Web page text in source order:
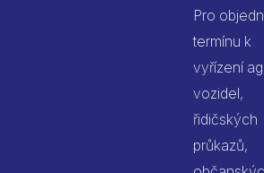
Pro
termínu k
vyřízení
vozidel,
řidičských
průkazů,